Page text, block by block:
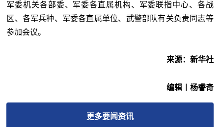
军委机关各部委、军委各直属机构、军委联指中心、各战
区、各军兵种、军委各直属单位、武警部队有关负责同志等
参加会议。
来源：新华社
编辑︱杨睿奇
更多要闻资讯